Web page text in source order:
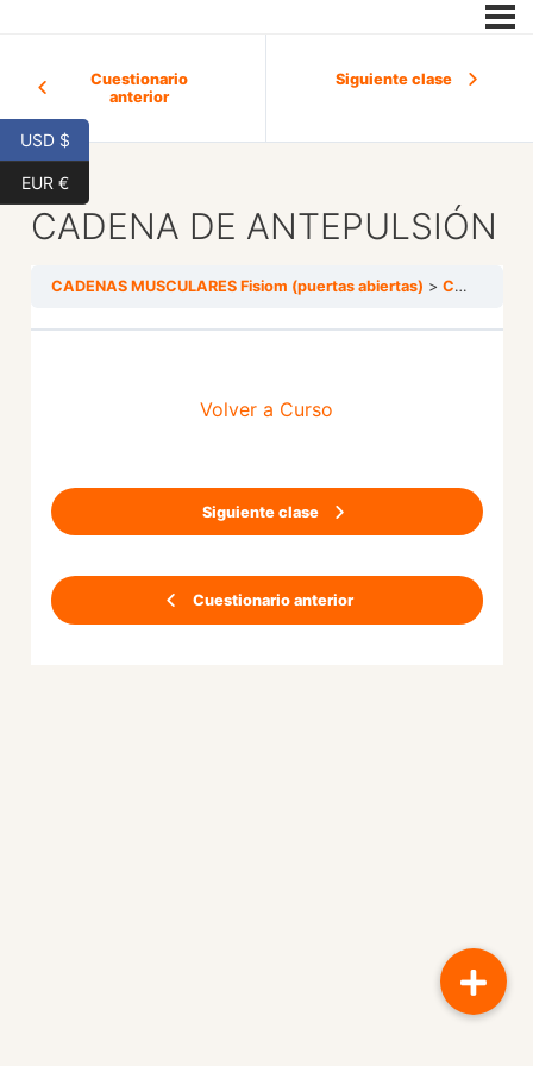
Cuestionario
anterior
Siguiente clase
CADENA DE ANTEPULSIÓN
CADENAS MUSCULARES Fisiom (puertas abiertas) CADENA DE ANTEPULSIÓN
Cuestionario anterior
Volver a Curso
Siguiente clase
USD $
EUR €